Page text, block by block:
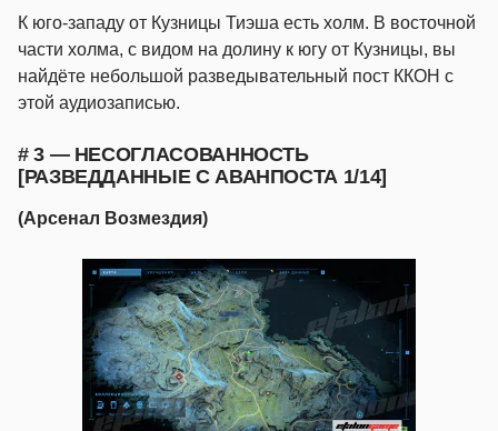
К юго-западу от Кузницы Тиэша есть холм. В восточной
части холма, с видом на долину к югу от Кузницы, вы
найдёте небольшой разведывательный пост ККОН с
этой аудиозаписью.
# 3 — НЕСОГЛАСОВАННОСТЬ
[РАЗВЕДДАННЫЕ С АВАНПОСТА 1/14]
(Арсенал Возмездия)